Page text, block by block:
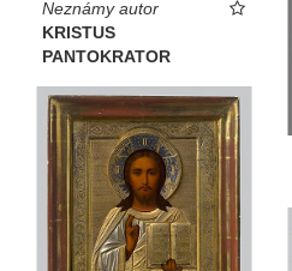
Neznámy autor
KRISTUS
PANTOKRATOR